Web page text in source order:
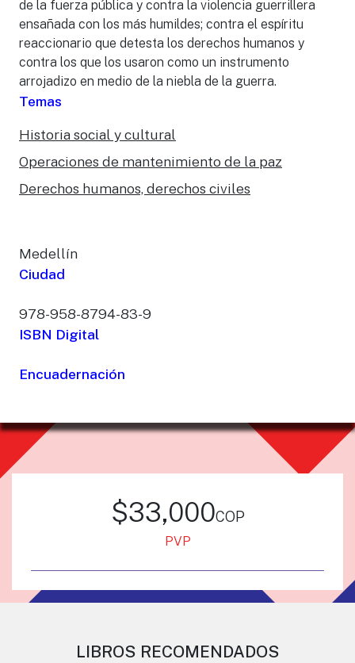
de la fuerza pública y contra la violencia guerrillera
ensañada con los más humildes; contra el espíritu
reaccionario que detesta los derechos humanos y
contra los que los usaron como un instrumento
arrojadizo en medio de la niebla de la guerra.
Temas
Historia social y cultural
Operaciones de mantenimiento de la paz
Derechos humanos, derechos civiles
Medellín
Ciudad
978-958-8794-83-9
ISBN Digital
Encuadernación
$33,000cop
PVP
LIBROS RECOMENDADOS